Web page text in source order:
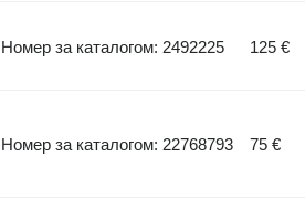
Номер за каталогом: 2492225 125 €
Номер за каталогом: 22768793 75 €